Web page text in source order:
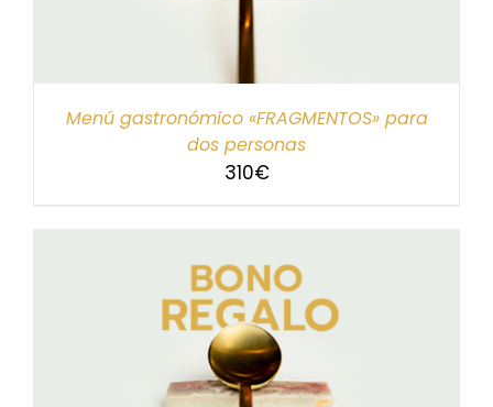
Menú gastronómico «FRAGMENTOS» para
dos personas
310€